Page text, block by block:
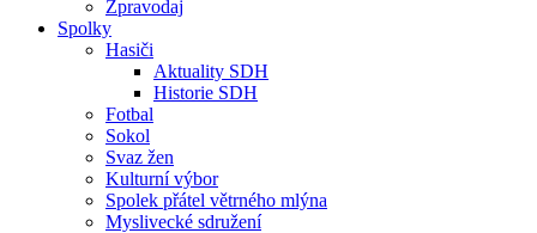
Zpravodaj
Spolky
Hasiči
Aktuality SDH
Historie SDH
Fotbal
Sokol
Svaz žen
Kulturní výbor
Spolek přátel větrného mlýna
Myslivecké sdružení